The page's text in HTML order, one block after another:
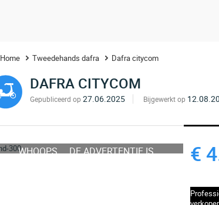
Home Tweedehands dafra Dafra citycom
DAFRA CITYCOM
Gepubliceerd op 27.06.2025 Bijgewerkt op
WHOOPS ... DE ADVERTENTIE IS
€